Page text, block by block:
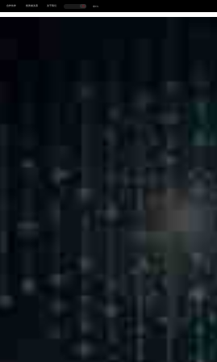
合作伙伴 投资者关系 关于我们 中EN